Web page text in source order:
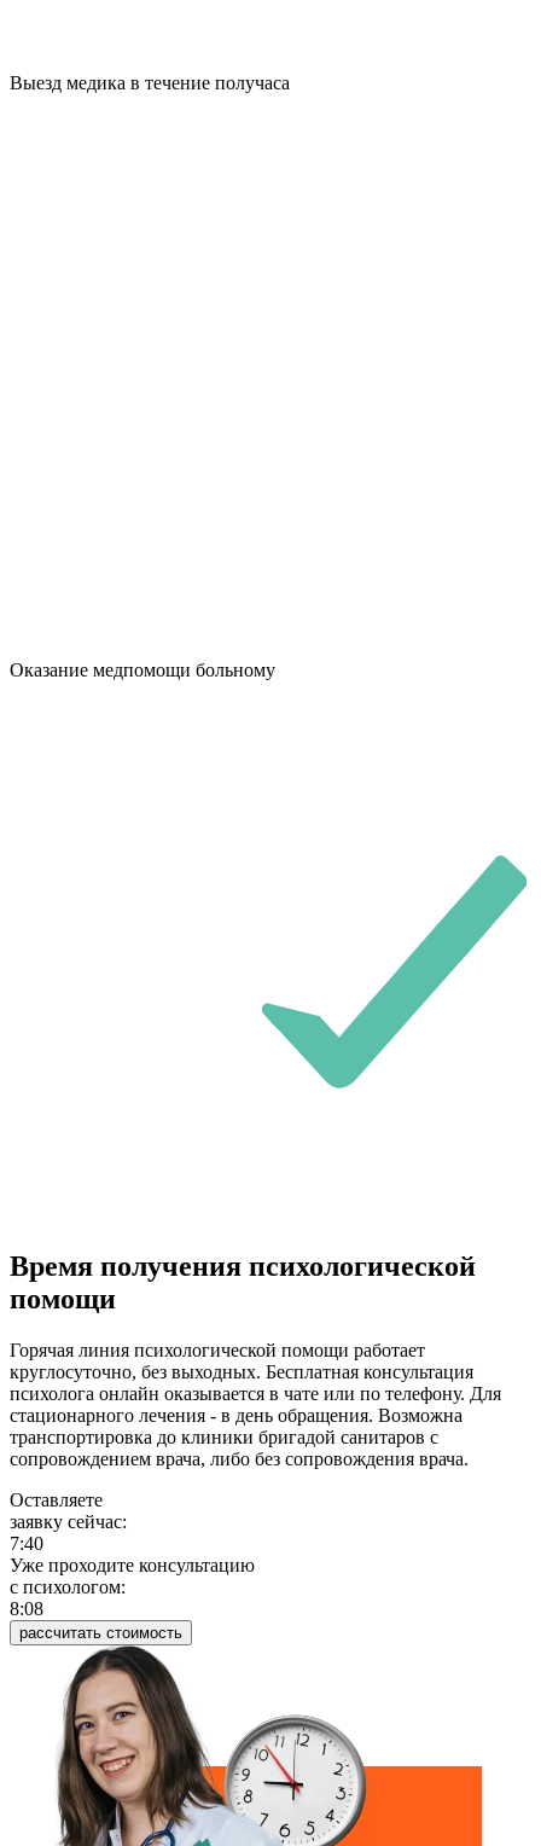
Выезд медика в течение получаса
Оказание медпомощи больному
Время получения психологической
помощи
Горячая линия психологической помощи работает
круглосуточно, без выходных. Бесплатная консультация
психолога онлайн оказывается в чате или по телефону. Для
стационарного лечения - в день обращения. Возможна
транспортировка до клиники бригадой санитаров с
сопровождением врача, либо без сопровождения врача.
Оставляете
заявку сейчас:
7:40
Уже проходите консультацию
c психологом:
8:08
рассчитать стоимость